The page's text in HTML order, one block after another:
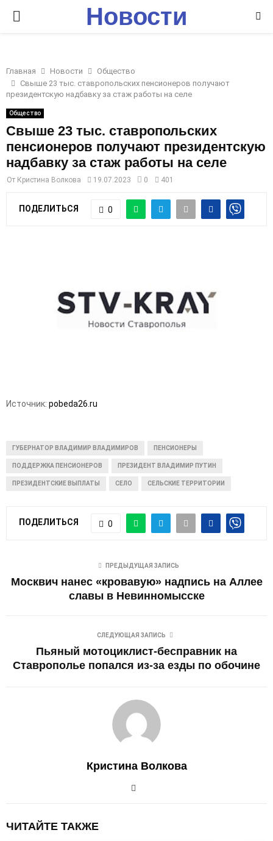
P
I
M
A
R
Y
Новости
Главная Новости
Общество
Свыше 23 тыс. ставропольских пенсионеров получают
президентскую надбавку за стаж работы на селе
Общество
Свыше 23 тыс. ставропольских
пенсионеров получают президентскую
надбавку за стаж работы на селе
От Кристина Волкова 19.07.2023 0 401
ПОДЕЛИТЬСЯ 0
Источник: pobeda26.ru
ГУБЕРНАТОР ВЛАДИМИР ВЛАДИМИРОВ ПЕНСИОНЕРЫ
ПОДДЕРЖКА ПЕНСИОНЕРОВ ПРЕЗИДЕНТ ВЛАДИМИР ПУТИН
ПРЕЗИДЕНТСКИЕ ВЫПЛАТЫ СЕЛО СЕЛЬСКИЕ ТЕРРИТОРИИ
ПОДЕЛИТЬСЯ 0
ПРЕДЫДУЩАЯ ЗАПИСЬ
Москвич нанес «кровавую» надпись на Аллее
славы в Невинномысске
СЛЕДУЮЩАЯ ЗАПИСЬ
Пьяный мотоциклист-бесправник на
Ставрополье попался из-за езды по обочине
Кристина Волкова
ЧИТАЙТЕ ТАКЖЕ